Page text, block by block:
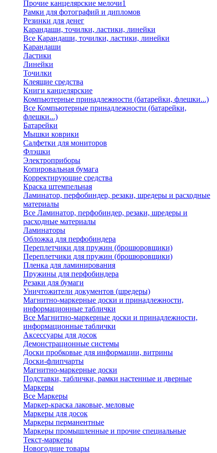
Прочие канцелярские мелочи1
Рамки для фотографий и дипломов
Резинки для денег
Карандаши, точилки, ластики, линейки
Все Карандаши, точилки, ластики, линейки
Карандаши
Ластики
Линейки
Точилки
Клеящие средства
Книги канцелярские
Компьютерные принадлежности (батарейки, флешки...)
Все Компьютерные принадлежности (батарейки,
флешки...)
Батарейки
Мышки коврики
Салфетки для мониторов
Флэшки
Электроприборы
Копировальная бумага
Корректирующие средства
Краска штемпельная
Ламинатор, перфобиндер, резаки, шредеры и расходные
материалы
Все Ламинатор, перфобиндер, резаки, шредеры и
расходные материалы
Ламинаторы
Обложка для перфобиндера
Переплетчики для пружин (брошюровщики)
Переплетчики для пружин (брошюровщики)
Пленка для ламинирования
Пружины для перфобиндера
Резаки для бумаги
Уничтожители документов (шредеры)
Магнитно-маркерные доски и принадлежности,
информационные таблички
Все Магнитно-маркерные доски и принадлежности,
информационные таблички
Аксессуары для досок
Демонстрационные системы
Доски пробковые для информации, витрины
Доски-флипчарты
Магнитно-маркерные доски
Подставки, таблички, рамки настенные и дверные
Маркеры
Все Маркеры
Маркер-краска лаковые, меловые
Маркеры для досок
Маркеры перманентные
Маркеры промышленные и прочие специальные
Текст-маркеры
Новогодние товары